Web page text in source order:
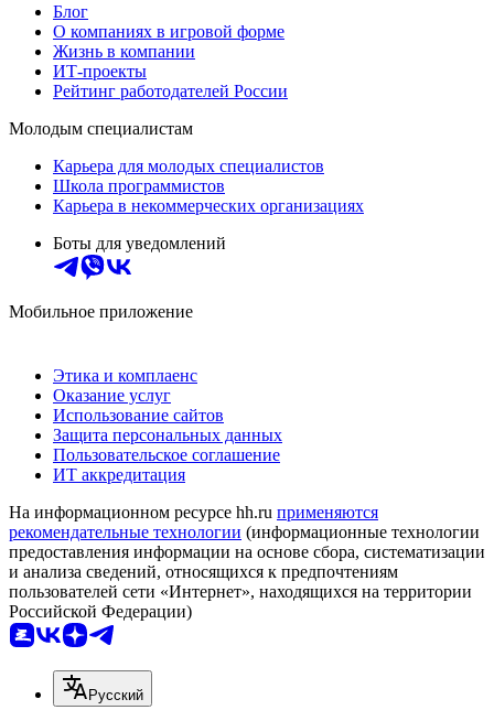
Блог
О компаниях в игровой форме
Жизнь в компании
ИТ-проекты
Рейтинг работодателей России
Молодым специалистам
Карьера для молодых специалистов
Школа программистов
Карьера в некоммерческих организациях
Боты для уведомлений
Мобильное приложение
Этика и комплаенс
Оказание услуг
Использование сайтов
Защита персональных данных
Пользовательское соглашение
ИТ аккредитация
На информационном ресурсе hh.ru применяются
рекомендательные технологии (информационные технологии
предоставления информации на основе сбора, систематизации
и анализа сведений, относящихся к предпочтениям
пользователей сети «Интернет», находящихся на территории
Российской Федерации)
Русский